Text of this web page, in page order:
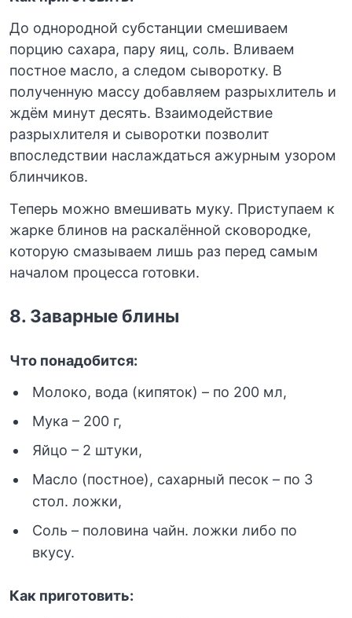
До однородной субстанции смешиваем
порцию сахара, пару яиц, соль. Вливаем
постное масло, а следом сыворотку. В
полученную массу добавляем разрыхлитель и
ждём минут десять. Взаимодействие
разрыхлителя и сыворотки позволит
впоследствии наслаждаться ажурным узором
блинчиков.
Теперь можно вмешивать муку. Приступаем к
жарке блинов на раскалённой сковородке,
которую смазываем лишь раз перед самым
началом процесса готовки.
8. Заварные блины
Что понадобится:
Молоко, вода (кипяток) – по 200 мл,
Мука – 200 г,
Яйцо – 2 штуки,
Масло (постное), сахарный песок – по 3
стол. ложки,
Соль – половина чайн. ложки либо по
вкусу.
Как приготовить: